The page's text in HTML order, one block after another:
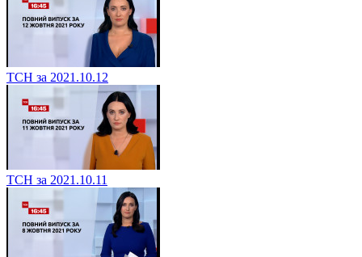
ТСН за 2021.10.12
ТСН за 2021.10.11